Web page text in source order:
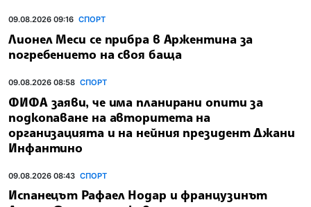
09.08.2026 09:16 СПОРТ
Лионел Меси се прибра в Аржентина за
погребението на своя баща
09.08.2026 08:58 СПОРТ
ФИФА заяви, че има планирани опити за
подкопаване на авторитета на
организацията и на нейния президент Джани
Инфантино
09.08.2026 08:43 СПОРТ
Испанецът Рафаел Hодар и французинът